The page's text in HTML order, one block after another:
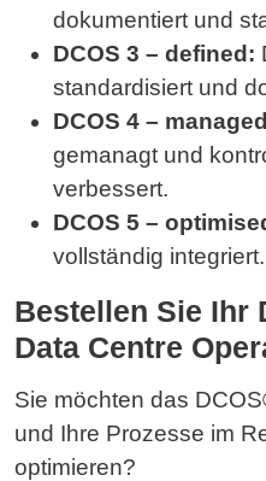
dokumentiert und
DCOS 3 – defined:
standardisiert und
DCOS 4 –
gemanagt und
verbessert.
DCOS 5 –
vollständig integriert.
Bestellen Sie Ihr
Data Centre
Sie möchten das
und Ihre Prozesse im
optimieren?